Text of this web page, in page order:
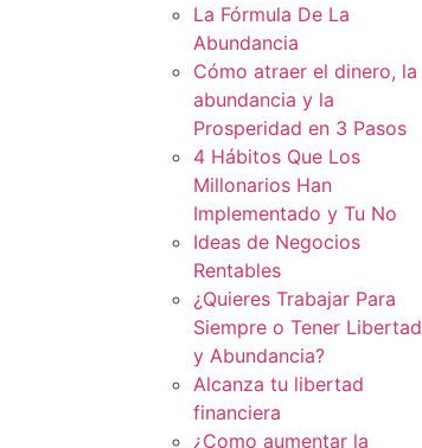
La Fórmula De La
Abundancia
Cómo atraer el dinero, la
abundancia y la
Prosperidad en 3 Pasos
4 Hábitos Que Los
Millonarios Han
Implementado y Tu No
Ideas de Negocios
Rentables
¿Quieres Trabajar Para
Siempre o Tener Libertad
y Abundancia?
Alcanza tu libertad
financiera
¿Como aumentar la